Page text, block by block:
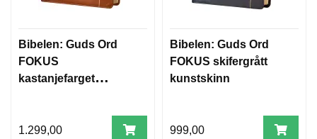
Bibelen: Guds Ord
FOKUS
kastanjefarget
1.299,00
Bibelen: Guds Ord
FOKUS skifergrått
kunstskinn
999,00